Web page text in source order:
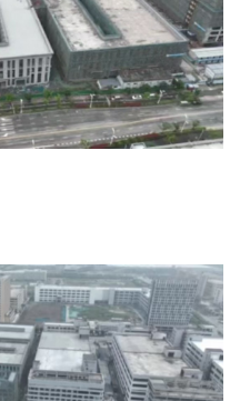
Trong nước
Thư viên dự án khác
Dự án chiến lược